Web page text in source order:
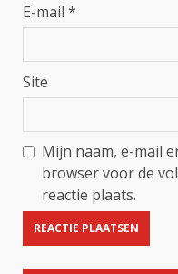
E-mail *
Site
Mijn naam, e-mail
browser voor de
reactie plaats.